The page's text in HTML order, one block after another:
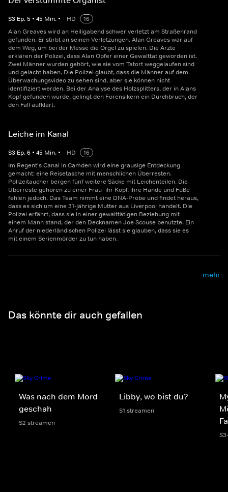
S3 Ep.5 • 45 Min. • HD
16
Alan Greaves wird an Heiligabend schwer verletzt am Straßenrand
gefunden. Er stirbt an seinen Verletzungen. Alan Greaves war auf
dem Weg, um bei der Messe die Orgel zu spielen. Die Ärzte
erklären der Polizei, dass Alan Opfer einer Gewalttat geworden ist.
Zwei Männer wurden gehört, wie sie vom Tatort weggelaufen sind
und gelacht haben. Die Polizei glaubt, dass die Männer auf dem
Überwachungsvideo zu sehen sind, aber sie können nicht
identifiziert werden. Bei der Analyse des Holzsplitters, der in Alans
Kopf gefunden wurde, gelingt den Forensikern ein Durchbruch, der
den Fall aufklärt.
Leiche im Kanal
S3 Ep.6 • 45 Min. • HD
16
Im Regent's Canal in Camden wird eine grausige Entdeckung
gemacht: eine Reisetasche mit menschlichen Überresten.
Polizeitaucher bergen fünf weitere Säcke mit Leichenteilen. Die
Überreste gehören zu einer Frau- ihr Kopf, ihre Hände und Füße
fehlen jedoch. Das Team nimmt eine DNA-Probe und findet heraus,
dass es sich um eine 31-jährige Mutter aus Liverpool handelt. Die
Polizei erfährt, dass sie in einer gewalttätigen Beziehung mit
einem Mann stand, der den Decknamen Joe Scouse benutzte. Ein
Anruf der niederländischen Polizei lässt sie glauben, dass sie es
mit einem Serienmörder zu tun haben.
mehr
Das könnte dir auch gefallen
Was nach dem Mord
geschah
S2 streamen
Libby, wo bist du?
S1 streamen